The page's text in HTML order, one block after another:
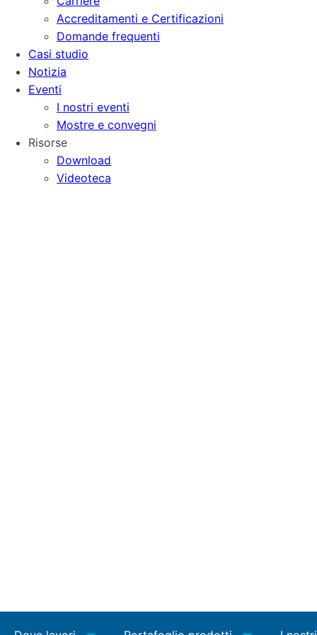
Accreditamenti e Certificazioni
Domande frequenti
Casi studio
Notizia
Eventi
I nostri eventi
Mostre e convegni
Risorse
Download
Videoteca